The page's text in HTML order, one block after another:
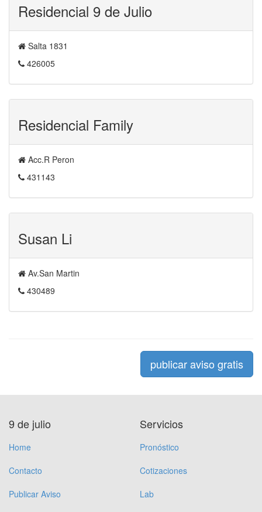
Residencial 9 de Julio
Salta 1831
426005
Residencial Family
Acc.R Peron
431143
Susan Li
Av.San Martin
430489
publicar aviso gratis
9 de julio
Home
Contacto
Publicar Aviso
Servicios
Pronóstico
Cotizaciones
Lab